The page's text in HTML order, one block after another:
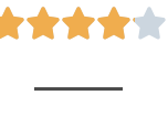
